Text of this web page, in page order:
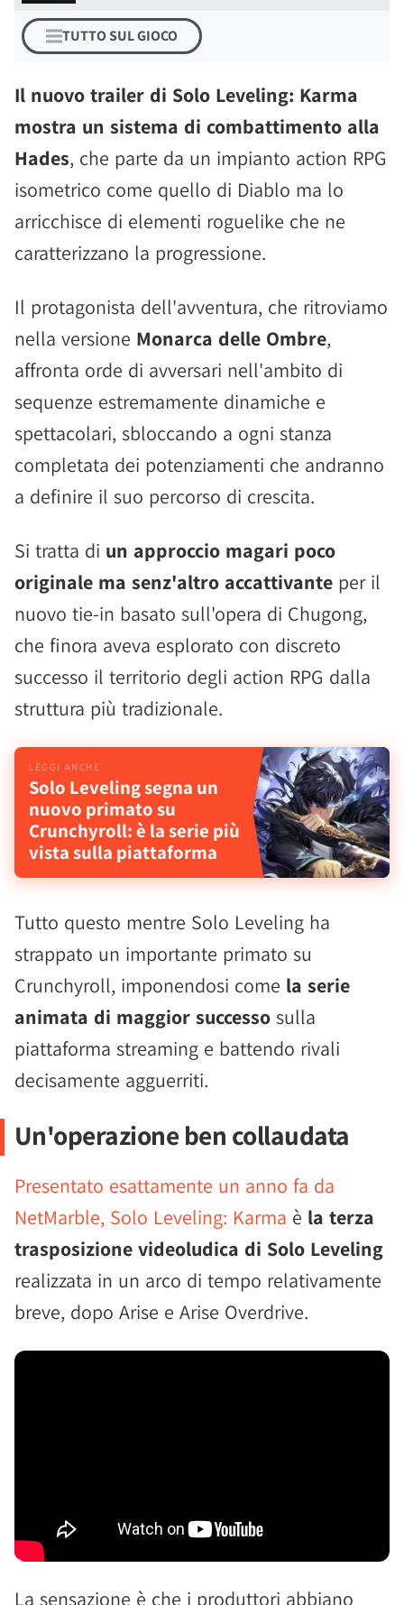
TUTTO SUL GIOCO
Il nuovo trailer di Solo Leveling: Karma
mostra un sistema di combattimento alla
Hades, che parte da un impianto action RPG
isometrico come quello di Diablo ma lo
arricchisce di elementi roguelike che ne
caratterizzano la progressione.
Il protagonista dell'avventura, che ritroviamo
nella versione Monarca delle Ombre,
affronta orde di avversari nell'ambito di
sequenze estremamente dinamiche e
spettacolari, sbloccando a ogni stanza
completata dei potenziamenti che andranno
a definire il suo percorso di crescita.
Si tratta di un approccio magari poco
originale ma senz'altro accattivante per il
nuovo tie-in basato sull'opera di Chugong,
che finora aveva esplorato con discreto
successo il territorio degli action RPG dalla
struttura più tradizionale.
Solo Leveling segna un
nuovo primato su
Crunchyroll: è la serie più
vista sulla piattaforma
Tutto questo mentre Solo Leveling ha
strappato un importante primato su
Crunchyroll, imponendosi come la serie
animata di maggior successo sulla
piattaforma streaming e battendo rivali
decisamente agguerriti.
Un'operazione ben collaudata
Presentato esattamente un anno fa da
NetMarble, Solo Leveling: Karma è la terza
trasposizione videoludica di Solo Leveling
realizzata in un arco di tempo relativamente
breve, dopo Arise e Arise Overdrive.
La sensazione è che i produttori abbiano